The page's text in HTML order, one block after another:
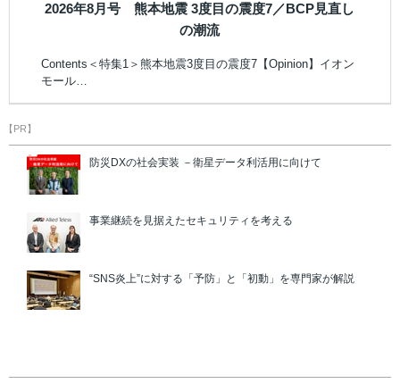
2026年8月号 熊本地震 3度目の震度7／BCP見直し
の潮流
Contents＜特集1＞熊本地震3度目の震度7【Opinion】イオン
モール…
【PR】
防災DXの社会実装 －衛星データ利活用に向けて
事業継続を見据えたセキュリティを考える
“SNS炎上”に対する「予防」と「初動」を専門家が解説